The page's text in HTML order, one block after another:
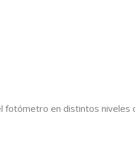
en distintos